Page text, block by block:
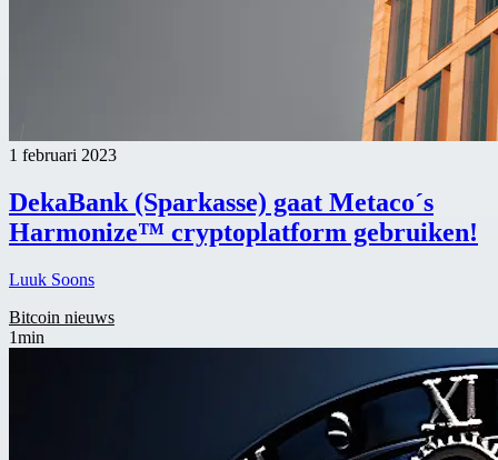
1 februari 2023
DekaBank (Sparkasse) gaat Metaco´s
Harmonize™ cryptoplatform gebruiken!
Luuk Soons
Bitcoin nieuws
1min